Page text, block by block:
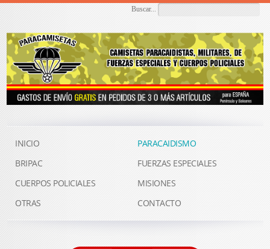
Buscar...
INICIO
PARACAIDISMO
BRIPAC
FUERZAS ESPECIALES
CUERPOS POLICIALES
MISIONES
OTRAS
CONTACTO